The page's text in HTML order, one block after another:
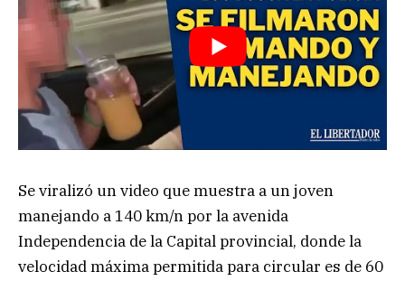
Se viralizó un video que muestra a un joven
manejando a 140 km/n por la avenida
Independencia de la Capital provincial, donde la
velocidad máxima permitida para circular es de 60